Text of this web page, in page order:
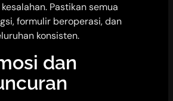
Pastikan semua
formulir beroperasi, dan
konsisten.
dan